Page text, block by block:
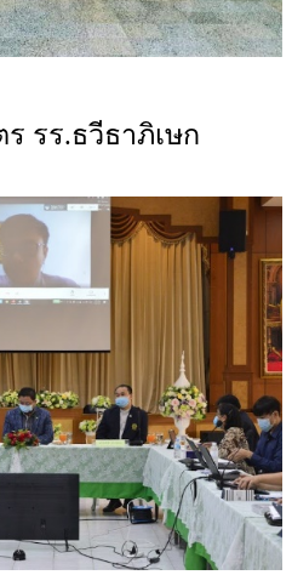
รร.ธวีธาภิเษก